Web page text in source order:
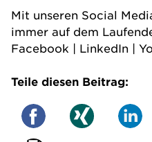
Mit unseren Social
immer auf dem
Facebook | LinkedIn |
Teile diesen Beitrag: